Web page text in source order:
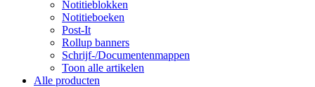
Notitieblokken
Notitieboeken
Post-It
Rollup banners
Schrijf-/Documentenmappen
Toon alle artikelen
Alle producten